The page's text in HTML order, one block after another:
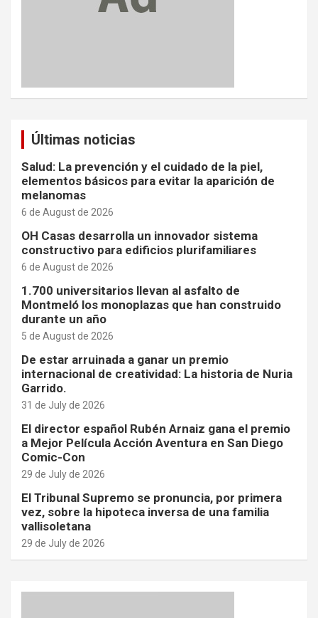
Últimas noticias
Salud: La prevención y el cuidado de la piel,
elementos básicos para evitar la aparición de
melanomas
6 de August de 2026
OH Casas desarrolla un innovador sistema
constructivo para edificios plurifamiliares
6 de August de 2026
1.700 universitarios llevan al asfalto de
Montmeló los monoplazas que han construido
durante un año
5 de August de 2026
De estar arruinada a ganar un premio
internacional de creatividad: La historia de Nuria
Garrido.
31 de July de 2026
El director español Rubén Arnaiz gana el premio
a Mejor Película Acción Aventura en San Diego
Comic-Con
29 de July de 2026
El Tribunal Supremo se pronuncia, por primera
vez, sobre la hipoteca inversa de una familia
vallisoletana
29 de July de 2026